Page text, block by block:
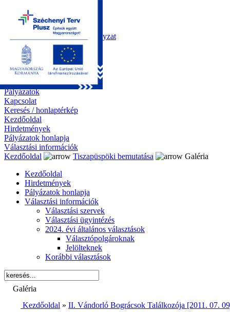
Kezdőoldal
Önkormányzat
Polgármesteri Hivatal
Roma Nemzetiségi Önkormányzat
Elektronikus ügyintézés
Közérdekű információk
Tiszapüspöki bemutatása
Galéria
Díjazottaink
Pályázatok
Kapcsolat
Keresés / honlaptérkép
Kezdőoldal
Hirdetmények
Pályázatok honlapja
Választási információk
Kezdőoldal
Tiszapüspöki bemutatása
Galéria
Kezdőoldal
Hirdetmények
Pályázatok honlapja
Választási információk
Választási szervek
Választási ügyintézés
2024. évi általános választások
Választópolgároknak
Jelölteknek
Korábbi választások
Galéria
Kezdőoldal » II. Vándorló Bográcsok Találkozója [2011. 07.